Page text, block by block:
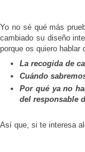
Yo no sé qué más
cambiado su diseño
porque os quiero hablar
La recogida de
Cuándo
Por qué ya no
del responsable
Así que, si te interesa